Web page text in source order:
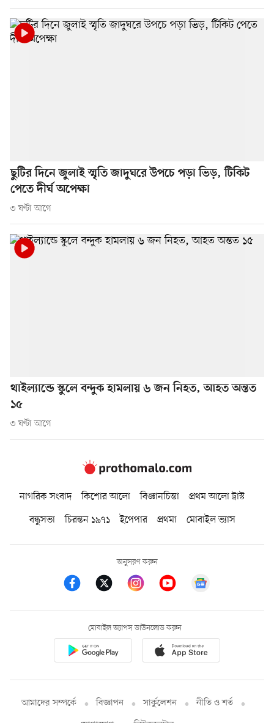
ছুটির দিনে জুলাই স্মৃতি জাদুঘরে উপচে পড়া ভিড়, টিকিট
পেতে দীর্ঘ অপেক্ষা
৩ ঘণ্টা আগে
থাইল্যান্ডে স্কুলে বন্দুক হামলায় ৬ জন নিহত, আহত অন্তত
১৫
৩ ঘণ্টা আগে
নাগরিক সংবাদ কিশোর আলো বিজ্ঞানচিন্তা
প্রথম আলো ট্রাস্ট
বন্ধুসভা
চিরন্তন ১৯৭১ ইপেপার প্রথমা মোবাইল ভ্যাস
অনুসরণ করুন
মোবাইল অ্যাপস ডাউনলোড করুন
আমাদের সম্পর্কে বিজ্ঞাপন সার্কুলেশন
নীতি ও শর্ত